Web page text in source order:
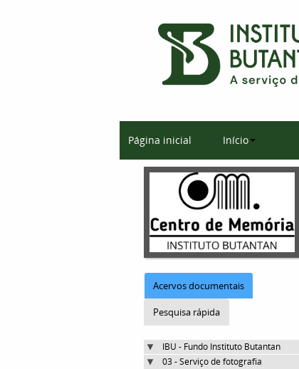
Página inicial Início
Acervos documentais
Pesquisa rápida
IBU - Fundo Instituto Butantan
03 - Serviço de fotografia